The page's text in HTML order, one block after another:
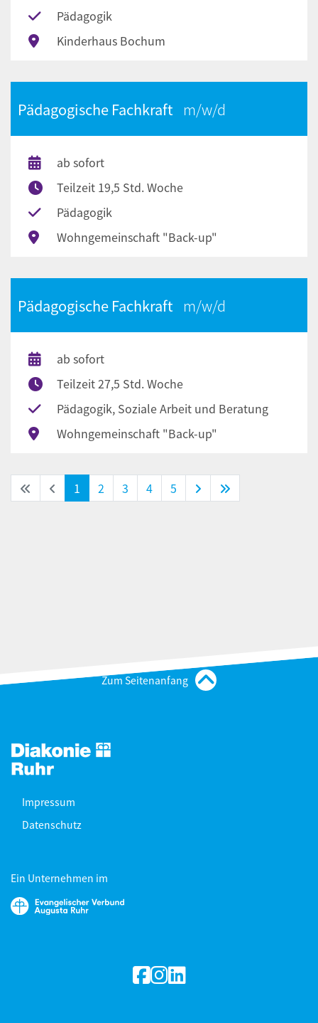
Pädagogik
Kinderhaus Bochum
Pädagogische Fachkraft
ab sofort
Teilzeit 19,5 Std. Woche
Pädagogik
Wohngemeinschaft "Back-up"
Pädagogische Fachkraft
ab sofort
Teilzeit 27,5 Std. Woche
Pädagogik, Soziale Arbeit und Beratung
Wohngemeinschaft "Back-up"
1 (Standort)
2 3 4 5
Zum Seitenanfang
Impressum
Datenschutz
Ein Unternehmen im
facebookInstagram